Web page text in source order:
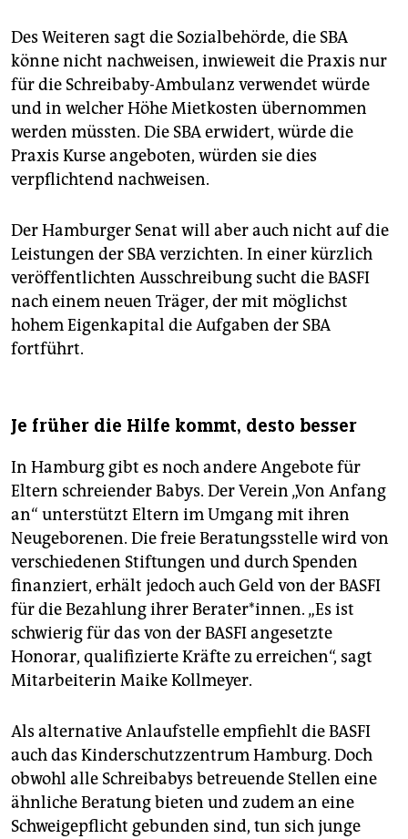
Des Weiteren sagt die Sozialbehörde, die SBA
könne nicht nachweisen, inwieweit die Praxis nur
für die Schreibaby-Ambulanz verwendet würde
und in welcher Höhe Mietkosten übernommen
werden müssten. Die SBA erwidert, würde die
Praxis Kurse angeboten, würden sie dies
verpflichtend nachweisen.
Der Hamburger Senat will aber auch nicht auf die
Leistungen der SBA verzichten. In einer kürzlich
veröffentlichten Ausschreibung sucht die BASFI
nach einem neuen Träger, der mit möglichst
hohem Eigenkapital die Aufgaben der SBA
fortführt.
Je früher die Hilfe kommt, desto besser
In Hamburg gibt es noch andere Angebote für
Eltern schreiender Babys. Der Verein „Von Anfang
an“ unterstützt Eltern im Umgang mit ihren
Neugeborenen. Die freie Beratungsstelle wird von
verschiedenen Stiftungen und durch Spenden
finanziert, erhält jedoch auch Geld von der BASFI
für die Bezahlung ihrer Berater*innen. „Es ist
schwierig für das von der BASFI angesetzte
Honorar, qualifizierte Kräfte zu erreichen“, sagt
Mitarbeiterin Maike Kollmeyer.
Als alternative Anlaufstelle empfiehlt die BASFI
auch das Kinderschutzzentrum Hamburg. Doch
obwohl alle Schreibabys betreuende Stellen eine
ähnliche Beratung bieten und zudem an eine
Schweigepflicht gebunden sind, tun sich junge